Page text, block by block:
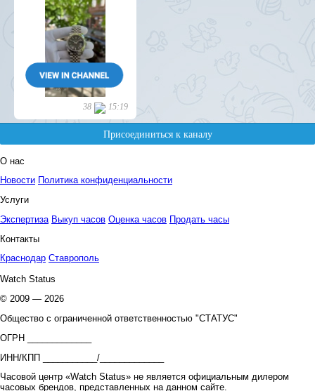
О нас
Новости Политика конфиденциальности
Услуги
Экспертиза Выкуп часов Оценка часов Продать часы
Контакты
Краснодар Ставрополь
Watch Status
© 2009 — 2026
Общество с ограниченной ответственностью "СТАТУС"
ОГРН _____________
ИНН/КПП ___________/_____________
Часовой центр «Watch Status» не является официальным дилером
часовых брендов, представленных на данном сайте.